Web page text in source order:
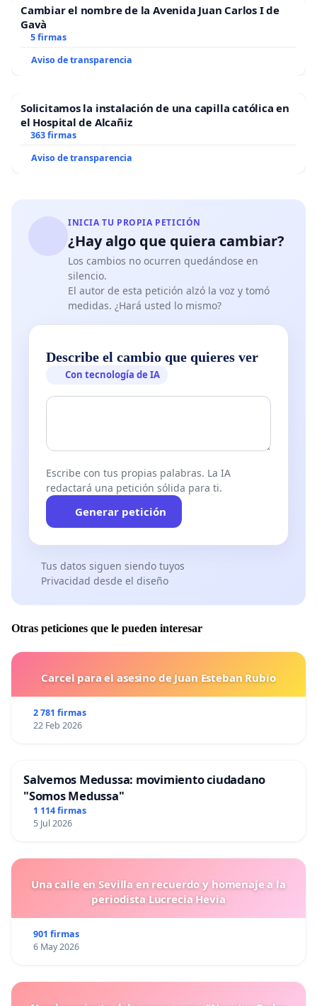
Cambiar el nombre de la Avenida Juan Carlos I de
Gavà
5 firmas
Aviso de transparencia
Solicitamos la instalación de una capilla católica en
el Hospital de Alcañiz
363 firmas
Aviso de transparencia
INICIA TU PROPIA PETICIÓN
¿Hay algo que quiera cambiar?
Los cambios no ocurren quedándose en
silencio.
El autor de esta petición alzó la voz y tomó
medidas. ¿Hará usted lo mismo?
Describe el cambio que quieres ver
Con tecnología de IA
Escribe con tus propias palabras. La IA
redactará una petición sólida para ti.
Generar petición
Tus datos siguen siendo tuyos
Privacidad desde el diseño
Otras peticiones que le pueden interesar
Carcel para el asesino de Juan Esteban Rubio
2 781 firmas
22 Feb 2026
Salvemos Medussa: movimiento ciudadano
"Somos Medussa"
1 114 firmas
5 Jul 2026
Una calle en Sevilla en recuerdo y homenaje a la
periodista Lucrecia Hevia
901 firmas
6 May 2026